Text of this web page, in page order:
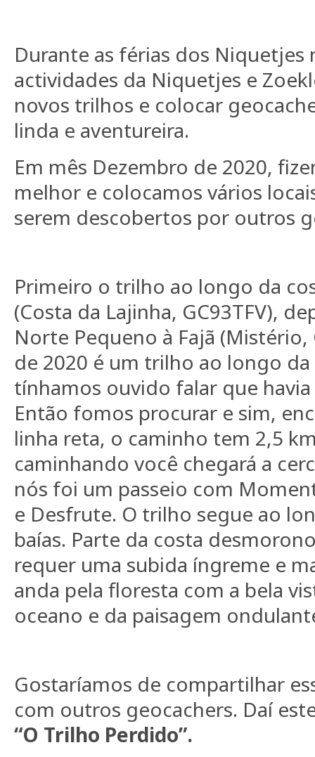
Durante as férias dos Niquetjes
actividades da Niquetjes e
novos trilhos e colocar
linda e aventureira.
Em mês Dezembro de 2020,
melhor e colocamos vários
serem descobertos por outros
Primeiro o trilho ao longo da
(Costa da Lajinha, GC93TFV),
Norte Pequeno à Fajã (Mistério,
de 2020 é um trilho ao longo
tínhamos ouvido falar que
Então fomos procurar e sim,
linha reta, o caminho tem 2,5
caminhando você chegará a
nós foi um passeio com
e Desfrute. O trilho segue ao
baías. Parte da costa
requer uma subida íngreme e
anda pela floresta com a bela
oceano e da paisagem
Gostaríamos de compartilhar
com outros geocachers. Daí
“O Trilho Perdido”.